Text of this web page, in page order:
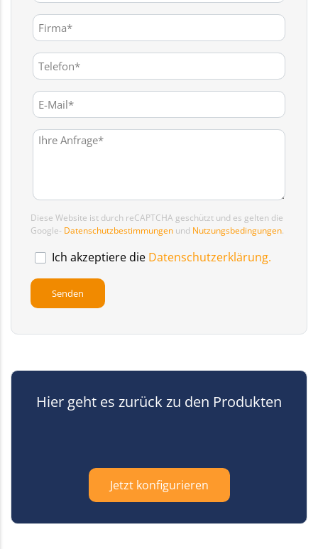
Diese Website ist durch reCAPTCHA geschützt und es gelten die
Google- Datenschutzbestimmungen und Nutzungsbedingungen.
Ich akzeptiere die Datenschutzerklärung.
Hier geht es zurück zu den Produkten
Jetzt konfigurieren